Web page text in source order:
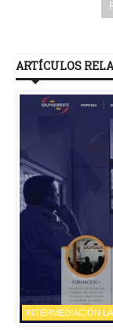
ARTÍCULOS
INTERMEDIACIÓN